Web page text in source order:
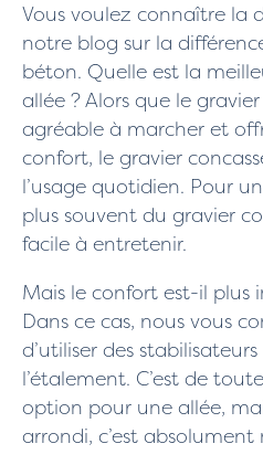
Vous voulez connaître la
notre blog sur la
béton. Quelle est la
allée ? Alors que le
agréable à marcher et
confort, le gravier
l’usage quotidien. Pour
plus souvent du gravier
facile à entretenir.
Mais le confort est-il plus
Dans ce cas, nous vous
d’utiliser des
l’étalement. C’est de
option pour une allée,
arrondi, c’est absolument